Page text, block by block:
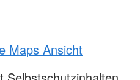
Maps Ansicht